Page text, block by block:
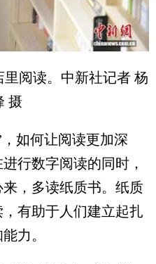
阅读。中新社记者 杨
摄
如何让阅读更加深
行数字阅读的同时，
，多读纸质书。纸质
有助于人们建立起扎
力。